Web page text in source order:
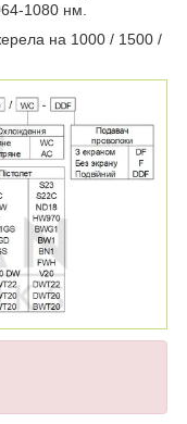
1080 нм.
на 1000 / 1500 /